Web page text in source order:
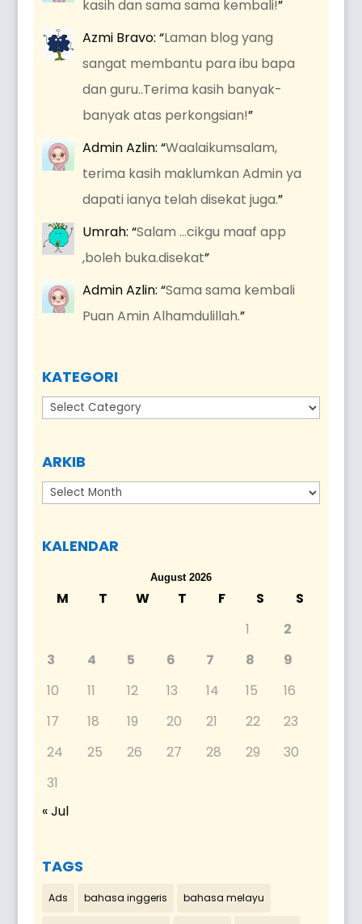
kasih dan sama sama kembali!”
Azmi Bravo: “Laman blog yang
sangat membantu para ibu bapa
dan guru..Terima kasih banyak-
banyak atas perkongsian!”
Admin Azlin: “Waalaikumsalam,
terima kasih maklumkan Admin ya
dapati ianya telah disekat juga.”
Umrah: “Salam …cikgu maaf app
,boleh buka.disekat”
Admin Azlin: “Sama sama kembali
Puan Amin Alhamdulillah.”
KATEGORI
Kategori
ARKIB
Arkib
KALENDAR
August 2026
M T W T F S
S
1
2
3
4 5 6 7 8
9
10
11 12 13 14 15
16
17
18 19 20 21 22
23
24
25 26 27 28 29
30
31
« Jul
TAGS
Ads bahasa inggeris bahasa melayu